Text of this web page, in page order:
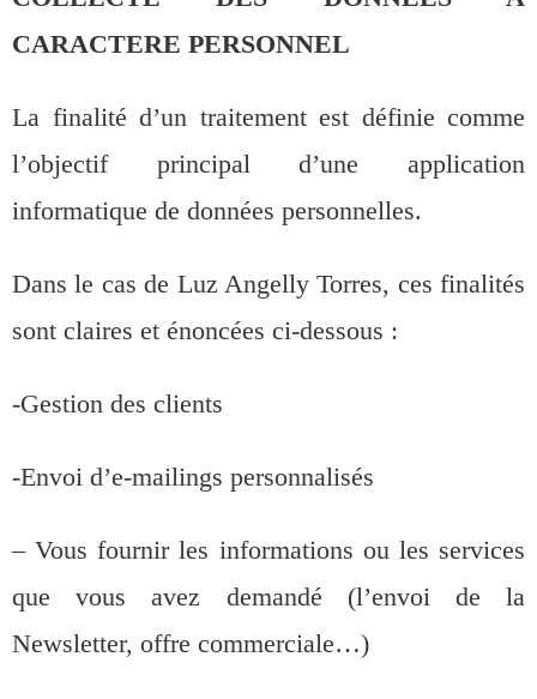
CARACTERE PERSONNEL
La finalité d’un traitement est définie comme
l’objectif principal d’une application
informatique de données personnelles.
Dans le cas de Luz Angelly Torres, ces finalités
sont claires et énoncées ci-dessous :
-Gestion des clients
-Envoi d’e-mailings personnalisés
– Vous fournir les informations ou les services
que vous avez demandé (l’envoi de la
Newsletter, offre commerciale…)